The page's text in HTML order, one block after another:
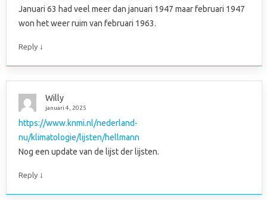
Januari 63 had veel meer dan januari 1947 maar februari 1947
won het weer ruim van februari 1963.
Reply ↓
Willy
januari 4, 2025
https://www.knmi.nl/nederland-
nu/klimatologie/lijsten/hellmann
Nog een update van de lijst der lijsten.
Reply ↓